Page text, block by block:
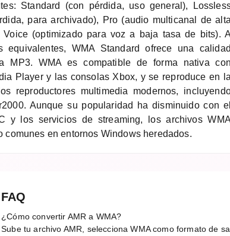
Standard (con pérdida, uso general),
para archivado), Pro (audio multicanal de
Voice (optimizado para voz a baja tasa de bits). A
equivalentes, WMA Standard ofrece una calidad
MP3. WMA es compatible de forma nativa con
Player y las consolas Xbox, y se reproduce en la
reproductores multimedia modernos,
Aunque su popularidad ha disminuido con el
y los servicios de streaming, los archivos WMA
comunes en entornos Windows heredados.
FAQ
¿Cómo convertir AMR a WMA?
Sube tu archivo AMR, selecciona WMA como formato de